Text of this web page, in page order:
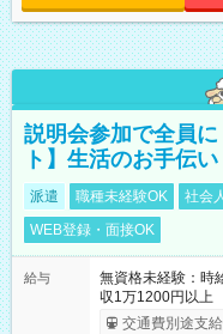
説明会参加で全員
ト】生活のお手伝い
派遣 職種未経験OK 社会
WEB登録・面接OK
給与
無資格未経験：
収1万1200円以上
交通費別途支